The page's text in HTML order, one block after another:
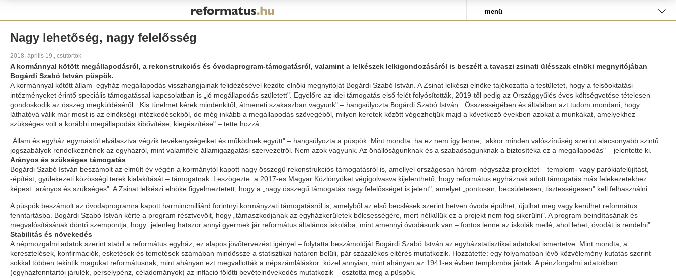
menü
Nagy lehetőség, nagy felelősség
2018. április 19., csütörtök
A kormánnyal kötött megállapodásról, a rekonstrukciós és óvodaprogram-támogatásról, valamint a lelkészek lelkigondozásáról is beszélt a tavaszi zsinati ülésszak elnöki megnyitójában
Bogárdi Szabó István püspök.
A kormánnyal kötött állam–egyház megállapodás visszhangjainak felidézésével kezdte elnöki megnyitóját Bogárdi Szabó István. A Zsinat lelkészi elnöke tájékozatta a testületet, hogy a felsőoktatási
intézményeket érintő speciális támogatással kapcsolatban is „jó megállapodás született". Egyelőre az idei támogatás első felét folyósították, 2019-től pedig az Országgyűlés éves költségvetése tételesen
gondoskodik az összeg megküldéséről. „Kis türelmet kérek mindenkitől, átmeneti szakaszban vagyunk" – hangsúlyozta Bogárdi Szabó István. „Összességében és általában azt tudom mondani, hogy
láthatóvá válik már most is az elnökségi intézkedésekből, de még inkább a megállapodás szövegéből, milyen keretek között végezhetjük majd a következő években azokat a munkákat, amelyekhez
szükséges volt a korábbi megállapodás kibővítése, kiegészítése" – tette hozzá.
„Állam és egyház egymástól elválasztva végzik tevékenységeiket és működnek együtt" – hangsúlyozta a püspök. Mint mondta: ha ez nem így lenne, „akkor minden valószínűség szerint alacsonyabb szintű
jogszabályok rendelkeznének az egyházról, mint valamiféle államigazgatási szervezetről. Nem azok vagyunk. Az önállóságunknak és a szabadságunknak a biztosítéka ez a megállapodás" – jelentette ki.
Arányos és szükséges támogatás
Bogárdi Szabó István beszámolt az elmúlt év végén a kormánytól kapott nagy összegű rekonstrukciós támogatásról is, amellyel országosan három-négyszáz projektet – templom- vagy parókiafelújítást,
-építést, gyülekezeti közösségi terek kialakítását – támogatnak. Leszögezte: a 2017-es Magyar Közlönyöket végigolvasva kijelenthető, hogy református egyháznak adott támogatás más felekezetekhez
képest „arányos és szükséges". A Zsinat lelkészi elnöke figyelmeztetett, hogy a „nagy összegű támogatás nagy felelősséget is jelent", amelyet „pontosan, becsületesen, tisztességesen" kell felhasználni.
A püspök beszámolt az óvodaprogramra kapott harmincmilliárd forintnyi kormányzati támogatásról is, amelyből az első becslések szerint hetven óvoda épülhet, újulhat meg vagy kerülhet református
fenntartásba. Bogárdi Szabó István kérte a program résztvevőit, hogy „támaszkodjanak az egyházkerületek bölcsességére, mert nélkülük ez a projekt nem fog sikerülni". A program beindításának és
megvalósításának döntő szempontja, hogy „jelenleg hatszor annyi gyermek jár református általános iskolába, mint amennyi óvodásunk van – fontos lenne az iskolák mellé, ahol lehet, óvodát is rendelni".
Stabilitás és növekedés
A népmozgalmi adatok szerint stabil a református egyház, ez alapos jövőtervezést igényel – folytatta beszámolóját Bogárdi Szabó István az egyházstatisztikai adatokat ismertetve. Mint mondta, a
keresztelések, konfirmációk, esketések és temetések számában mindössze a statisztikai határon belüli, pár százalékos eltérés mutatkozik. Hozzátette: egy folyamatban lévő közvélemény-kutatás szerint
sokkal többen tekintik magukat reformátusnak, mint ahányan ezt megvallották a népszámláláskor: közel annyian, mint ahányan az 1941-es évben templomba jártak. A pénzforgalmi adatokban
(egyházfenntartói járulék, perselypénz, céladományok) az infláció fölötti bevételnövekedés mutatkozik – osztotta meg a püspök.